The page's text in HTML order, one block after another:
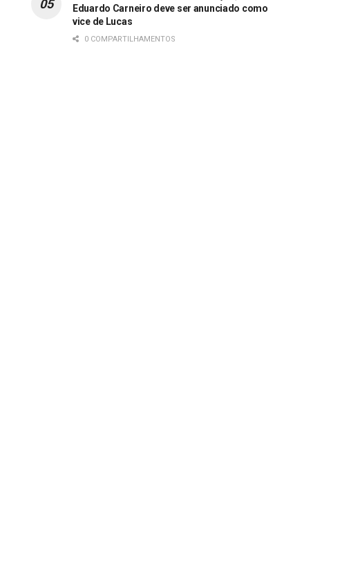
Eduardo Carneiro deve ser anunciado como
vice de Lucas
0 COMPARTILHAMENTOS